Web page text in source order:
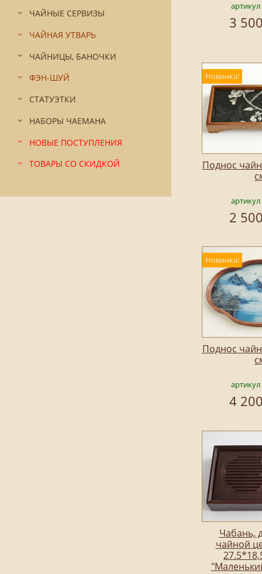
ЧАЙНЫЕ СЕРВИЗЫ
ЧАЙНАЯ УТВАРЬ
ЧАЙНИЦЫ, БАНОЧКИ
ФЭН-ШУЙ
СТАТУЭТКИ
НАБОРЫ ЧАЕМАНА
НОВЫЕ ПОСТУПЛЕНИЯ
ТОВАРЫ СО СКИДКОЙ
3
Новинка!
Поднос
2
Новинка!
Поднос
4
Чабань,
чайной